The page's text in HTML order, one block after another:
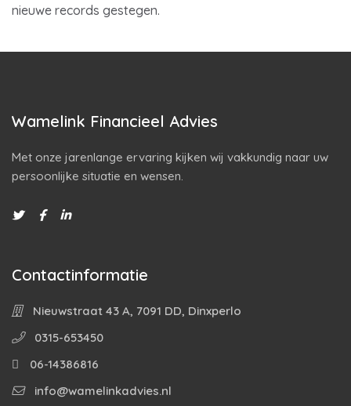
nieuwe records gestegen.
Wamelink Financieel Advies
Met onze jarenlange ervaring kijken wij vakkundig naar uw
persoonlijke situatie en wensen.
Contactinformatie
Nieuwstraat 43 A, 7091 DD, Dinxperlo
0315-653450
06-14386816
info@wamelinkadvies.nl